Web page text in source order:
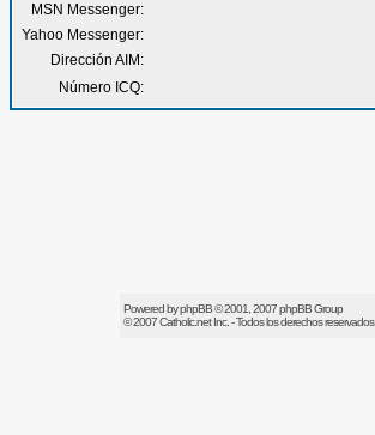
MSN Messenger:
Yahoo Messenger:
Dirección AIM:
Número ICQ:
Powered byphpBB© 2001, 2007 phpBB Group
© 2007Catholic.netInc. - Todos los derechos reservados